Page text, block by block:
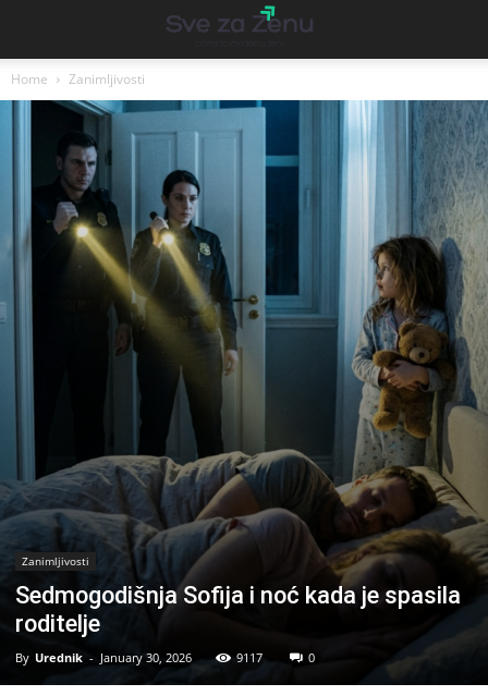
Home Zanimljivosti
Zanimljivosti
Sedmogodišnja Sofija i noć kada je spasila
roditelje
By Urednik - January 30, 2026 9117 0